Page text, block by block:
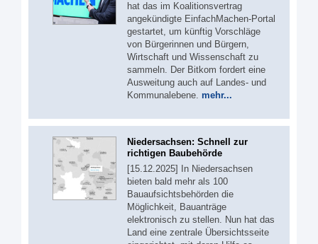
hat das im Koalitionsvertrag
angekündigte EinfachMachen-Portal
gestartet, um künftig Vorschläge
von Bürgerinnen und Bürgern,
Wirtschaft und Wissenschaft zu
sammeln. Der Bitkom fordert eine
Ausweitung auch auf Landes- und
Kommunalebene. mehr...
Niedersachsen: Schnell zur
richtigen Baubehörde
[15.12.2025] In Niedersachsen
bieten bald mehr als 100
Bauaufsichtsbehörden die
Möglichkeit, Bauanträge
elektronisch zu stellen. Nun hat das
Land eine zentrale Übersichtsseite